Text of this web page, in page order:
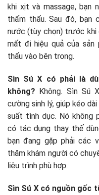
khi xịt và massage, bạn
thẩm thấu. Sau đó, bạn
nước (tùy chọn) trước khi
mất đi hiệu quả của
thấu vào bên trong.
Sìn Sú X có phải là
không? Không. Sìn Sú
cường sinh lý, giúp kéo
suất tình dục. Nó không
có tác dụng thay thế
bạn đang gặp phải các
thăm khám người có
liệu trình phù hợp.
Sìn Sú X có nguồn gốc